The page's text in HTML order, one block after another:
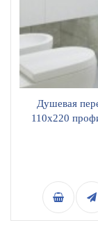
Душевая
110x220